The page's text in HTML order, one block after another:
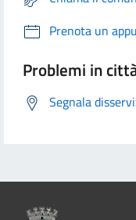
Prenota un
Problemi in
Segnala